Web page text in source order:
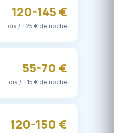
120-145 €
día / +25 € de noche
55-70 €
día / +15 € de noche
120-150 €